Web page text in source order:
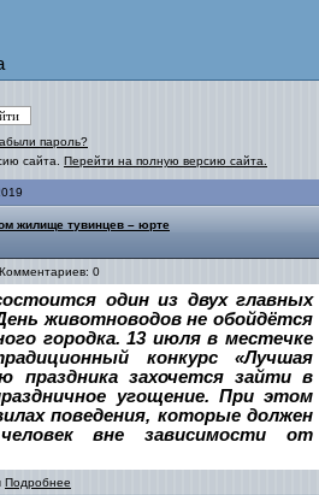
пароль?
сайта. Перейти на полную версию сайта.
жилище тувинцев – юрте
0
один из двух главных
животноводов не обойдётся
городка. 13 июля в местечке
конкурс «Лучшая
праздника захочется зайти в
угощение. При этом
поведения, которые должен
вне зависимости от
Подробнее